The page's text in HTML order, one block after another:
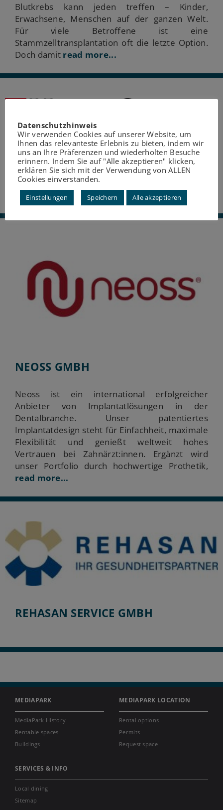
Blutkrebs kann jeden treffen – Kinder,
Erwachsene, Menschen auf der ganzen Welt.
Für viele Betroffene ist eine
Stammzelltransplantation oft die letzte Option.
Doch damit read more...
HENRY SCHEIN DENTAL
DEUTSCHLAND GMBH
NEOSS GMBH
Neoss ist ein international erfolgreicher
Anbieter von Implantatlösungen in der
Dentalbranche. Unser patentiertes
Implantatdesign steht für Einfachheit, maximale
Flexibilität und genießt weltweit hohes
Vertrauen bei Zahnärzt:innen. Ergänzt wird
unser Portfolio durch hochwertige Prothetik,
read more...
REHASAN SERVICE GMBH
MEDIAPARK
MediaPark History
Rentable spaces
Buildings
MEDIAPARK LOCATION
Rental options
Permits
Request space
SERVICES & INFO
Local dining
Sitemap
Datenschutzhinweis
Wir verwenden Cookies auf unserer Website, um
Ihnen das relevanteste Erlebnis zu bieten, indem wir
uns an Ihre Präferenzen und wiederholten Besuche
erinnern. Indem Sie auf "Alle akzeptieren" klicken,
erklären Sie sich mit der Verwendung von ALLEN
Cookies einverstanden.
Einstellungen Speichern Alle akzeptieren